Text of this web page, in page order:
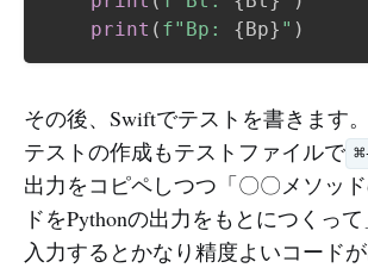
print ( f"Bp: {Bp} " )
その後、Swiftでテストを書きます。
テストの作成もテストファイルで
出力をコピペしつつ「〇〇メソッ
ドをPythonの出力をもとにつくっ
入力するとかなり精度よいコード